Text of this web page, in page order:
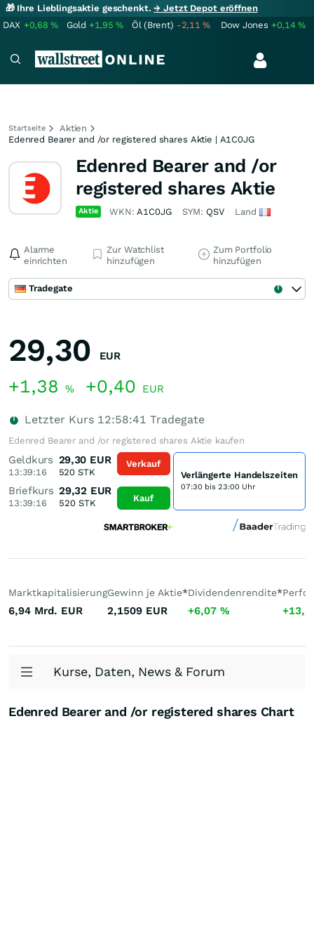
🎁 Ihre Lieblingsaktie geschenkt.→ Jetzt Depot eröffnen
DAX +0,68% Gold +1,95% Öl (Brent) -2,11% Dow Jones +0,14%
Startseite
Aktien
Edenred Bearer and /or registered shares Aktie | A1C0JG
Edenred Bearer and /or
registered shares Aktie
Aktie WKN:A1C0JG SYM: QSV Land
Alarme
einrichten
Zur Watchlist
hinzufügen
Zum Portfolio
hinzufügen
Tradegate
29,30 EUR
+1,38 % +0,40 EUR
Letzter Kurs 12:58:41 Tradegate
Edenred Bearer and /or registered shares Aktie kaufen
Geldkurs
13:39:16
29,30 EUR
520 STK
Briefkurs
13:39:16
29,32 EUR
520STK
Verkauf
Kauf
Verlängerte Handelszeiten
07:30 bis 23:00 Uhr
Marktkapitalisierung
6,94 Mrd. EUR
Gewinn je Aktie*
2,1509 EUR
Dividendenrendite*
+6,07 %
Kurse, Daten, News & Forum
Edenred Bearer and /or registered shares Chart